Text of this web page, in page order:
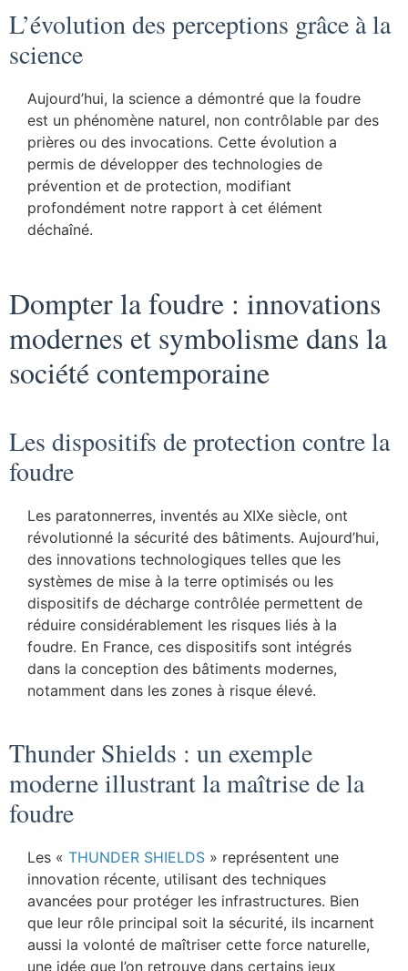
L’évolution des perceptions grâce à la
science
Aujourd’hui, la science a démontré que la foudre
est un phénomène naturel, non contrôlable par des
prières ou des invocations. Cette évolution a
permis de développer des technologies de
prévention et de protection, modifiant
profondément notre rapport à cet élément
déchaîné.
Dompter la foudre : innovations
modernes et symbolisme dans la
société contemporaine
Les dispositifs de protection contre la
foudre
Les paratonnerres, inventés au XIXe siècle, ont
révolutionné la sécurité des bâtiments. Aujourd’hui,
des innovations technologiques telles que les
systèmes de mise à la terre optimisés ou les
dispositifs de décharge contrôlée permettent de
réduire considérablement les risques liés à la
foudre. En France, ces dispositifs sont intégrés
dans la conception des bâtiments modernes,
notamment dans les zones à risque élevé.
Thunder Shields : un exemple
moderne illustrant la maîtrise de la
foudre
Les « THUNDER SHIELDS » représentent une
innovation récente, utilisant des techniques
avancées pour protéger les infrastructures. Bien
que leur rôle principal soit la sécurité, ils incarnent
aussi la volonté de maîtriser cette force naturelle,
une idée que l’on retrouve dans certains jeux